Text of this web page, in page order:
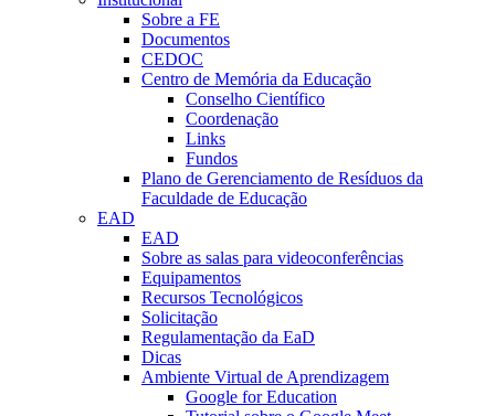
Sobre a FE
Documentos
CEDOC
Centro de Memória da Educação
Conselho Científico
Coordenação
Links
Fundos
Plano de Gerenciamento de Resíduos da
Faculdade de Educação
EAD
EAD
Sobre as salas para videoconferências
Equipamentos
Recursos Tecnológicos
Solicitação
Regulamentação da EaD
Dicas
Ambiente Virtual de Aprendizagem
Google for Education